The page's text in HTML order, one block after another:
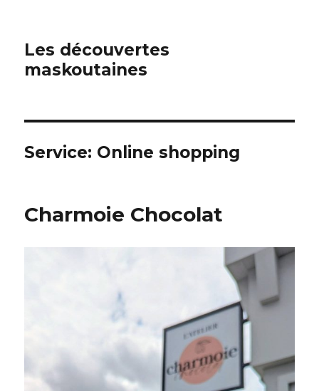
Les découvertes
maskoutaines
Service: Online shopping
Charmoie Chocolat